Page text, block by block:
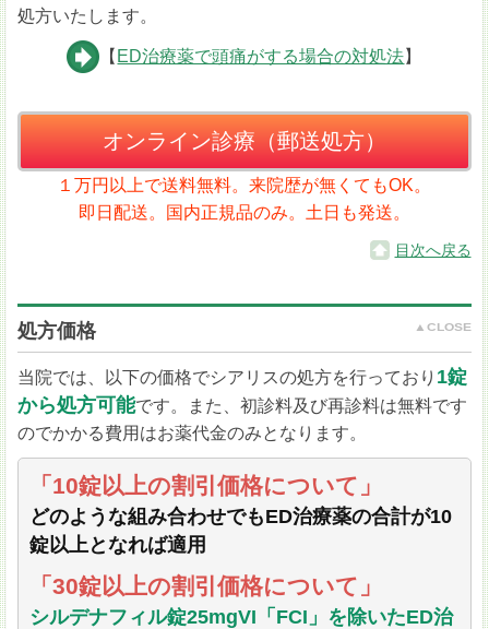
処方いたします。
【 ED治療薬で頭痛がする場合の対処法】
オンライン診療（郵送処方）
１万円以上で送料無料。来院歴が無くてもOK。
即日配送。国内正規品のみ。土日も発送。
目次へ戻る
処方価格
当院では、以下の価格でシアリスの処方を行っており 1錠
から処方可能です。また、初診料及び再診料は無料です
のでかかる費用はお薬代金のみとなります。
「10錠以上の割引価格について」
どのような組み合わせでもED治療薬の合計が10
錠以上となれば適用
「30錠以上の割引価格について」
シルデナフィル錠25mgVI「FCI」を除いたED治